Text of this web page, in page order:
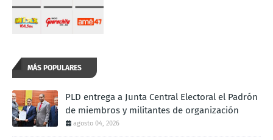
MÁS POPULARES
PLD entrega a Junta Central Electoral el Padrón
de miembros y militantes de organización
agosto 04, 2026